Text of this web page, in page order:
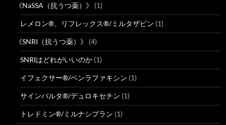
《NaSSA（抗うつ薬）》 (1)
レメロン®、リフレックス®/ミルタザピン (1)
《SNRI（抗うつ薬）》 (4)
SNRIはどれがいいのか (1)
イフェクサー®/ベンラファキシン (1)
サインバルタ®/デュロキセチン (1)
トレドミン®/ミルナシプラン (1)